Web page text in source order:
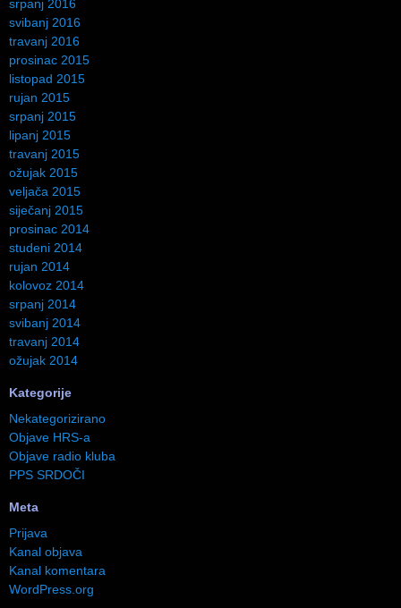
srpanj 2016
svibanj 2016
travanj 2016
prosinac 2015
listopad 2015
rujan 2015
srpanj 2015
lipanj 2015
travanj 2015
ožujak 2015
veljača 2015
siječanj 2015
prosinac 2014
studeni 2014
rujan 2014
kolovoz 2014
srpanj 2014
svibanj 2014
travanj 2014
ožujak 2014
Kategorije
Nekategorizirano
Objave HRS-a
Objave radio kluba
PPS SRDOČI
Meta
Prijava
Kanal objava
Kanal komentara
WordPress.org